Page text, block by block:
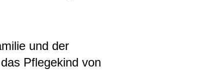
und der
Pflegekind von